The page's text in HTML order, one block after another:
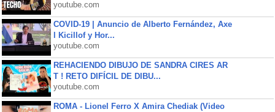
youtube.com
COVID-19 | Anuncio de Alberto Fernández, Axe
l Kicillof y Hor...
youtube.com
REHACIENDO DIBUJO DE SANDRA CIRES AR
T ! RETO DIFÍCIL DE DIBU...
youtube.com
ROMA - Lionel Ferro X Amira Chediak (Video